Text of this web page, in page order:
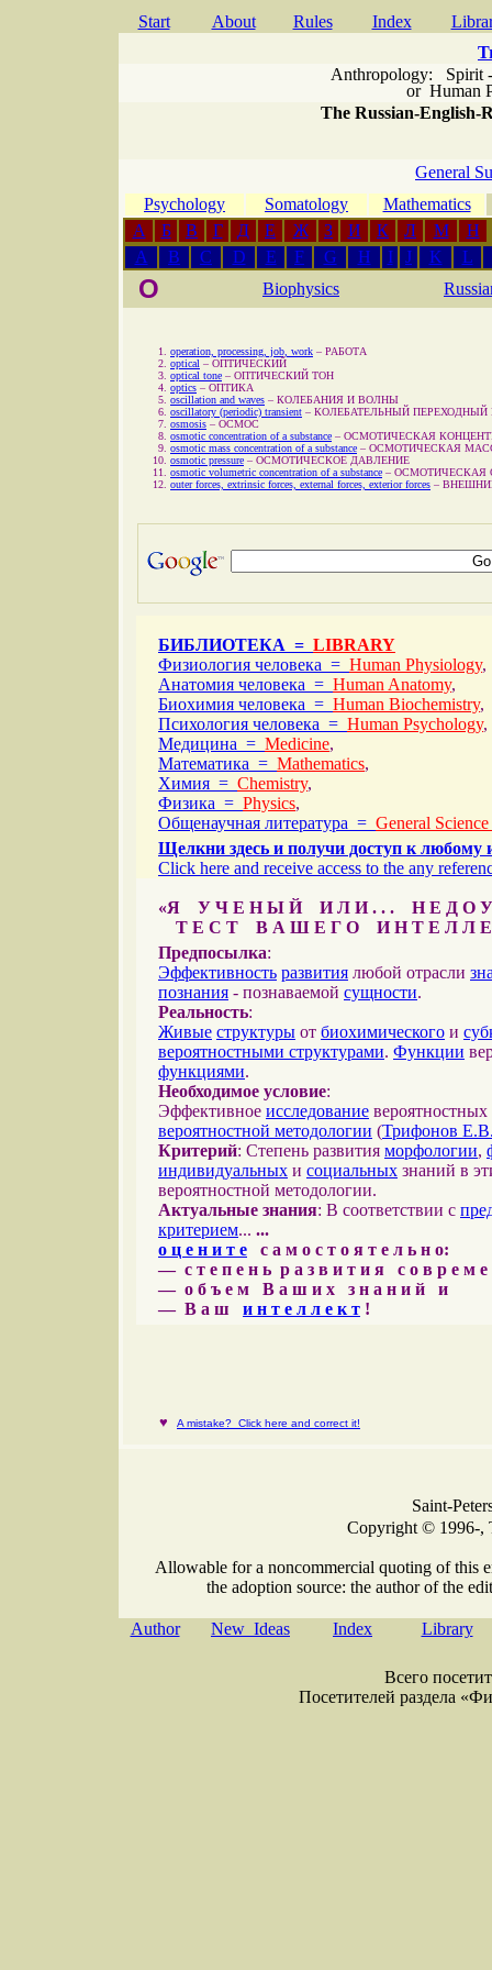
Start About Rules Index
Anthropology: Spirit
or Human
The Russian-English-
General
Psychology
Somatology
Mathematics
А
Б В Г Д Е Ж З И К Л М
Н
A
B C D E F G H I J K L
O Biophysics
operation, processing, job, work – РАБОТА
optical – ОПТИЧЕСКИЙ
optical tone – ОПТИЧЕСКИЙ ТОН
optics – ОПТИКА
oscillation and waves – КОЛЕБАНИЯ И ВОЛНЫ
oscillatory (periodic) transient – КОЛЕБАТЕЛЬНЫЙ ПЕРЕХОДНЫЙ
osmosis – ОСМОС
osmotic concentration of a substance – ОСМОТИЧЕСКАЯ
osmotic mass concentration of a substance – ОСМОТИЧЕСКАЯ
osmotic pressure – ОСМОТИЧЕСКОЕ ДАВЛЕНИЕ
osmotic volumetric concentration of a substance – ОСМОТИЧЕСКАЯ
outer forces, extrinsic forces, external forces, exterior forces –
БИБЛИОТЕКА = LIBRARY
Физиология человека = Human Physiology,
Анатомия человека = Human Anatomy,
Биохимия человека = Human Biochemistry,
Психология человека = Human Psychology,
Медицина = Medicine,
Математика = Mathematics,
Химия = Chemistry,
Физика = Physics,
Общенаучная литература = General
Щелкни здесь и получи доступ к любому
Click here and receive access to the any
«Я У Ч Е Н Ы Й И Л И . . . Н Е Д О У
Т Е С Т В А Ш Е Г О И Н Т Е Л Л Е
Предпосылка:
Эффективность развития любой отрасли
познания - познаваемой сущности.
Реальность:
Живые структуры от биохимического и
вероятностными структурами. Функции
функциями.
Необходимое условие:
Эффективное исследование
вероятностной методологии (Трифонов
Критерий: Степень развития морфологии,
индивидуальных и социальных знаний в
вероятностной методологии.
Актуальные знания: В соответствии с
критерием... ...
о ц е н и т е с а м о с т о я т е л ь н о:
— с т е п е н ь р а з в и т и я с о в р е м
— о б ъ е м В а ш и х з н а н и й и
— В а ш и н т е л л е к т !
♥ A mistake? Click here and correct it!
Saint-
Copyright © 1996-,
Allowable for a noncommercial quoting of this
the adoption source: the author of the
Author New Ideas Index Library
Всего
Посетителей раздела